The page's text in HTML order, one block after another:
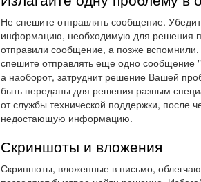
Не спешите отправлять сообщение.
информацию, необходимую для решения
отправили сообщение, а позже
спешите отправлять еще одно сообщение
а наоборот, затруднит решение Вашей
быть переданы для решения разным
от службы технической поддержки, после
недостающую информацию.
Скриншоты и вложения
Скриншоты, вложенные в письмо,